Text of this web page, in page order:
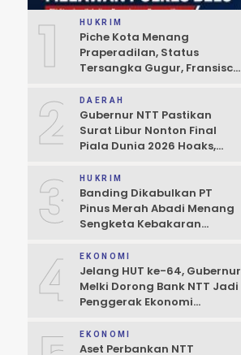
1 HUKRIM
Piche Kota Menang
Praperadilan, Status
Tersangka Gugur, Fransisco
Pendukung
2 DAERAH
Gubernur NTT Pastikan
Surat Libur Nonton Final
Piala Dunia 2026 Hoaks,
Boleh Terhambat
3 HUKRIM
Banding Dikabulkan PT
Pinus Merah Abadi Menang
Sengketa Kebakaran
4 EKONOMI
Jelang HUT ke-64, Gubernur
Melki Dorong Bank NTT Jadi
Penggerak Ekonomi
EKONOMI
Aset Perbankan NTT